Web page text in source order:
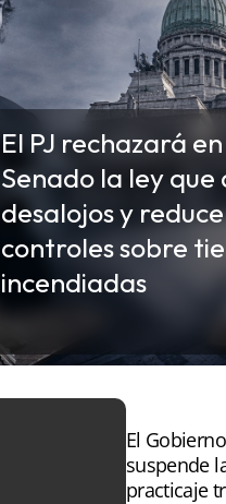
El PJ rechazará
Senado la ley
desalojos y reduce
controles sobre
incendiadas
El
suspende
practicaje